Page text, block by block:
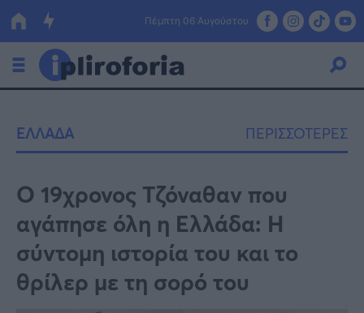
Πέμπτη 06 Αυγούστου
Οικονομία
Πολιτική
Τράπεζες
Επιδοτήσεις
ΕΣΠΑ
Κόσμος
Lifestyle
ΕΛΛΑΔΑ ΠΕΡΙΣΣΟΤΕΡΕΣ
Ο 19χρονος Τζόναθαν που
αγάπησε όλη η Ελλάδα: Η
σύντομη ιστορία του και το
θρίλερ με τη σορό του